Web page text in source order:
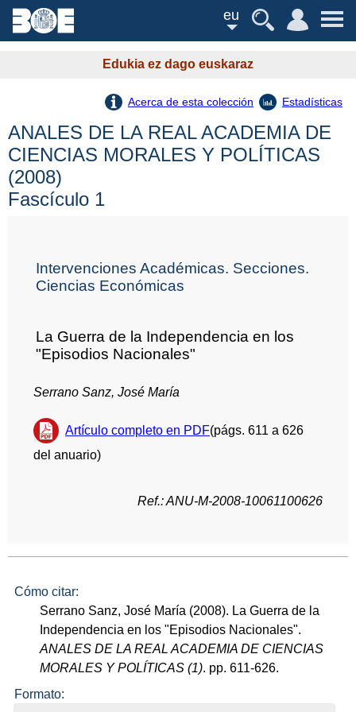
eu
Edukia ez dago euskaraz
Acerca de esta colección Estadísticas
ANALES DE LA REAL ACADEMIA DE
CIENCIAS MORALES Y POLÍTICAS
(2008)
Fascículo 1
Intervenciones Académicas. Secciones.
Ciencias Económicas
La Guerra de la Independencia en los
"Episodios Nacionales"
Serrano Sanz, José María
Artículo completo en PDF(págs. 611 a 626
del anuario)
Ref.: ANU-M-2008-10061100626
Cómo citar:
Serrano Sanz, José María (2008). La Guerra de la
Independencia en los "Episodios Nacionales".
ANALES DE LA REAL ACADEMIA DE CIENCIAS
MORALES Y POLÍTICAS (1). pp. 611-626.
Formato: